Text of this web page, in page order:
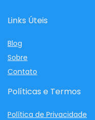
Links Úteis
Blog
Sobre
Contato
Políticas e Termos
Política de Privacidade